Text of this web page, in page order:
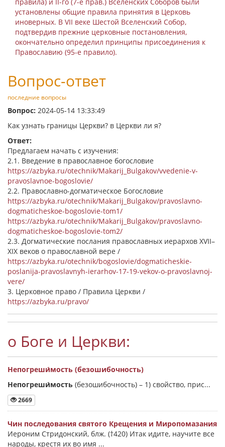
установлены общие правила принятия в Церковь
иноверных. В VII веке Шестой Вселенский Собор,
подтвердив прежние церковные постановления,
окончательно определил принципы присоединения к
Православию (95-е правило).
Вопрос-ответ
последние вопросы
Вопрос: 2024-05-14 13:33:49
Как узнать границы Церкви? в Церкви ли я?
Ответ:
Предлагаем начать с изучения:
2.1. Введение в православное богословие
https://azbyka.ru/otechnik/Makarij_Bulgakov/vvedenie-v-
pravoslavnoe-bogoslovie/
2.2. Православно-догматическое Богословие
https://azbyka.ru/otechnik/Makarij_Bulgakov/pravoslavno-
dogmaticheskoe-bogoslovie-tom1/
https://azbyka.ru/otechnik/Makarij_Bulgakov/pravoslavno-
dogmaticheskoe-bogoslovie-tom2/
2.3. Догматические послания православных иерархов XVII–
XIX веков о православной вере /
https://azbyka.ru/otechnik/bogoslovie/dogmaticheskie-
poslanija-pravoslavnyh-ierarhov-17-19-vekov-o-pravoslavnoj-
vere/
3. Церковное право / Правила Церкви /
https://azbyka.ru/pravo/
о Боге и Церкви:
Непогреши́мость (безошибочность)
Непогреши́мость (безошибочность) – 1) свойство, прис...
2669
Чин последования святого Крещения и Миропомазания
Иероним Стридонский, блж. (†420) Итак идите, научите все
народы, крестя их во имя ...